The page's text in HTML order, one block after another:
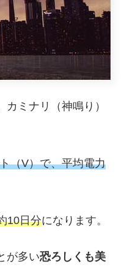
ミナリ（神鳴り）
（V）で、平均電力
10日分になります。
が多い恐ろしくも美